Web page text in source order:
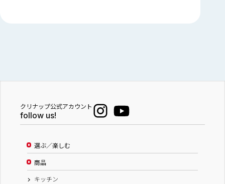
クリナップ公式アカウント
follow us!
選ぶ／楽しむ
商品
キッチン